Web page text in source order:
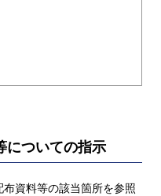
についての指示
資料等の該当箇所を参照